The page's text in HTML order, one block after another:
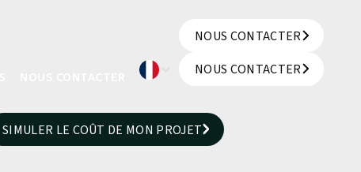
NOUS CONTACTER
NOUS CONTACTER
SIMULER LE COÛT DE MON PROJET
SIMULER LE COÛT DE MON PROJET